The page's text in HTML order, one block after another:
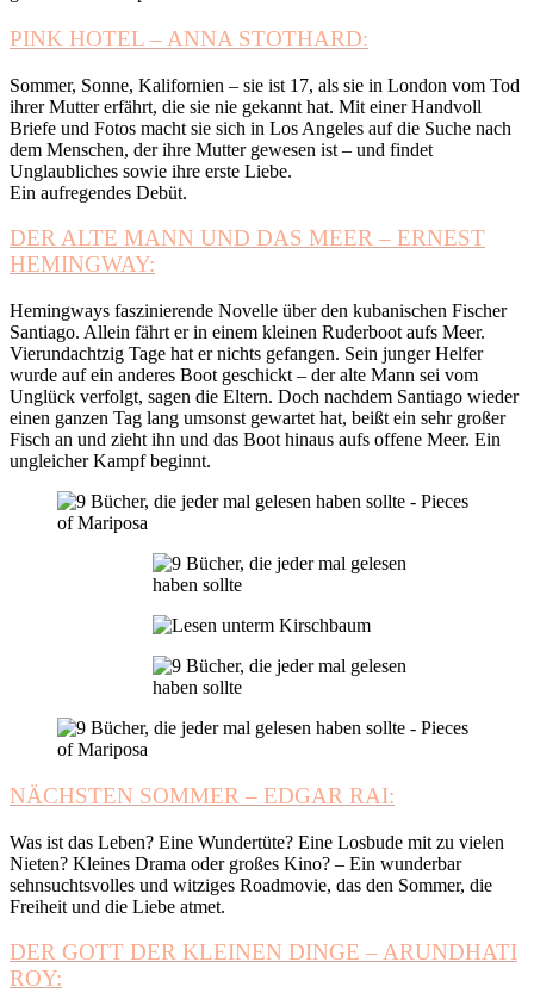
PINK HOTEL – ANNA STOTHARD:
Sommer, Sonne, Kalifornien – sie ist 17, als sie in London vom Tod
ihrer Mutter erfährt, die sie nie gekannt hat. Mit einer Handvoll
Briefe und Fotos macht sie sich in Los Angeles auf die Suche nach
dem Menschen, der ihre Mutter gewesen ist – und findet
Unglaubliches sowie ihre erste Liebe.
Ein aufregendes Debüt.
DER ALTE MANN UND DAS MEER – ERNEST
HEMINGWAY:
Hemingways faszinierende Novelle über den kubanischen Fischer
Santiago. Allein fährt er in einem kleinen Ruderboot aufs Meer.
Vierundachtzig Tage hat er nichts gefangen. Sein junger Helfer
wurde auf ein anderes Boot geschickt – der alte Mann sei vom
Unglück verfolgt, sagen die Eltern. Doch nachdem Santiago wieder
einen ganzen Tag lang umsonst gewartet hat, beißt ein sehr großer
Fisch an und zieht ihn und das Boot hinaus aufs offene Meer. Ein
ungleicher Kampf beginnt.
NÄCHSTEN SOMMER – EDGAR RAI:
Was ist das Leben? Eine Wundertüte? Eine Losbude mit zu vielen
Nieten? Kleines Drama oder großes Kino? – Ein wunderbar
sehnsuchtsvolles und witziges Roadmovie, das den Sommer, die
Freiheit und die Liebe atmet.
DER GOTT DER KLEINEN DINGE – ARUNDHATI
ROY: